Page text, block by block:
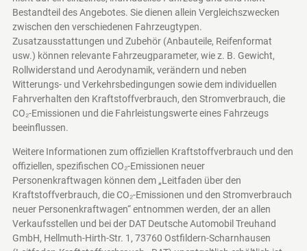
Bestandteil des Angebotes. Sie dienen allein Vergleichszwecken
zwischen den verschiedenen Fahrzeugtypen.
Zusatzausstattungen und Zubehör (Anbauteile, Reifenformat
usw.) können relevante Fahrzeugparameter, wie z. B. Gewicht,
Rollwiderstand und Aerodynamik, verändern und neben
Witterungs- und Verkehrsbedingungen sowie dem individuellen
Fahrverhalten den Kraftstoffverbrauch, den Stromverbrauch, die
CO₂-Emissionen und die Fahrleistungswerte eines Fahrzeugs
beeinflussen.
Weitere Informationen zum offiziellen Kraftstoffverbrauch und den
offiziellen, spezifischen CO₂-Emissionen neuer
Personenkraftwagen können dem „Leitfaden über den
Kraftstoffverbrauch, die CO₂-Emissionen und den Stromverbrauch
neuer Personenkraftwagen“ entnommen werden, der an allen
Verkaufsstellen und bei der DAT Deutsche Automobil Treuhand
GmbH, Hellmuth-Hirth-Str. 1, 73760 Ostfildern-Scharnhausen